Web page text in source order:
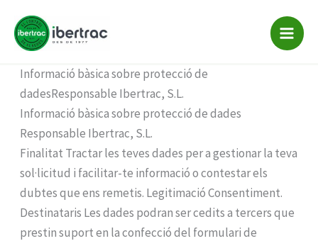
contingut
prueba
Home-
Informació bàsica sobre protecció de
dadesResponsable Ibertrac, S.L.
Informació bàsica sobre protecció de dades
Responsable Ibertrac, S.L.
Finalitat Tractar les teves dades per a gestionar la teva
sol·licitud i facilitar-te informació o contestar els
dubtes que ens remetis. Legitimació Consentiment.
Destinataris Les dades podran ser cedits a tercers que
prestin suport en la confecció del formulari de